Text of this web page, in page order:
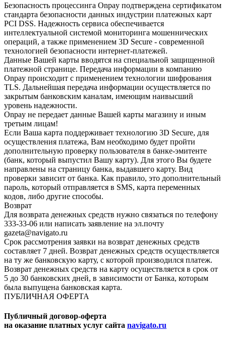
Безопасность процессинга Onpay подтверждена сертификатом
стандарта безопасности данных индустрии платежных карт
PCI DSS. Надежность сервиса обеспечивается
интеллектуальной системой мониторинга мошеннических
операций, а также применением 3D Secure - современной
технологией безопасности интернет-платежей.
Данные Вашей карты вводятся на специальной защищенной
платежной странице. Передача информации в компанию
Onpay происходит с применением технологии шифрования
TLS. Дальнейшая передача информации осуществляется по
закрытым банковским каналам, имеющим наивысший
уровень надежности.
Onpay не передает данные Вашей карты магазину и иным
третьим лицам!
Если Ваша карта поддерживает технологию 3D Secure, для
осуществления платежа, Вам необходимо будет пройти
дополнительную проверку пользователя в банке-эмитенте
(банк, который выпустил Вашу карту). Для этого Вы будете
направлены на страницу банка, выдавшего карту. Вид
проверки зависит от банка. Как правило, это дополнительный
пароль, который отправляется в SMS, карта переменных
кодов, либо другие способы.
Возврат
Для возврата денежных средств нужно связаться по телефону
333-33-06 или написать заявление на эл.почту
gazeta@navigato.ru
Срок рассмотрения заявки на возврат денежных средств
составляет 7 дней. Возврат денежных средств осуществляется
на ту же банковскую карту, с которой производился платеж.
Возврат денежных средств на карту осуществляется в срок от
5 до 30 банковских дней, в зависимости от Банка, которым
была выпущена банковская карта.
ПУБЛИЧНАЯ ОФЕРТА
Публичный договор-оферта
на оказание платных услуг сайта navigato.ru